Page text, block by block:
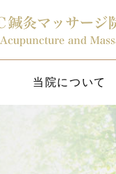
当院について